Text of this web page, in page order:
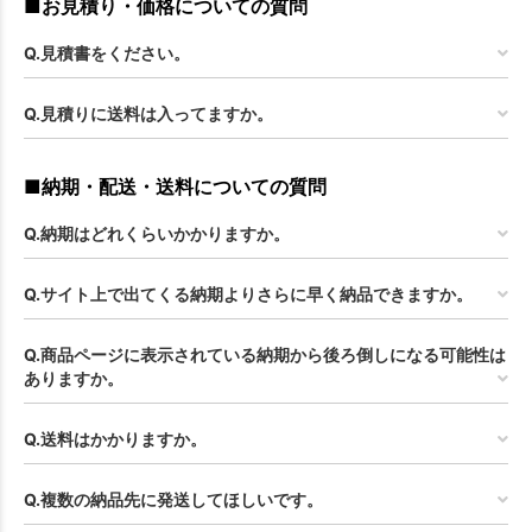
お買い物を続ける
■お見積り・価格についての質問
Q.見積書をください。
Q.見積りに送料は入ってますか。
■納期・配送・送料についての質問
Q.納期はどれくらいかかりますか。
Q.サイト上で出てくる納期よりさらに早く納品できますか。
Q.商品ページに表示されている納期から後ろ倒しになる可能性は
ありますか。
Q.送料はかかりますか。
Q.複数の納品先に発送してほしいです。